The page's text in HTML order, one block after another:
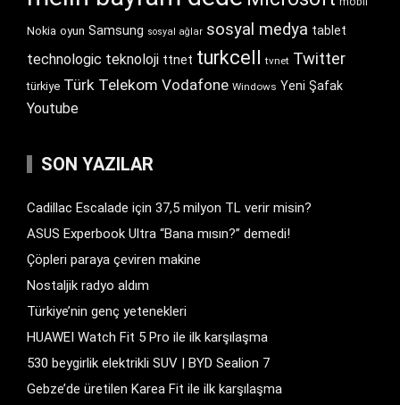
Nokia oyun Samsung sosyal ağlar sosyal medya tablet
technologic teknoloji ttnet turkcell tvnet Twitter
türkiye Türk Telekom Vodafone Windows Yeni Şafak
Youtube
SON YAZILAR
Cadillac Escalade için 37,5 milyon TL verir misin?
ASUS Experbook Ultra “Bana mısın?” demedi!
Çöpleri paraya çeviren makine
Nostaljik radyo aldım
Türkiye’nin genç yetenekleri
HUAWEI Watch Fit 5 Pro ile ilk karşılaşma
530 beygirlik elektrikli SUV | BYD Sealion 7
Gebze’de üretilen Karea Fit ile ilk karşılaşma